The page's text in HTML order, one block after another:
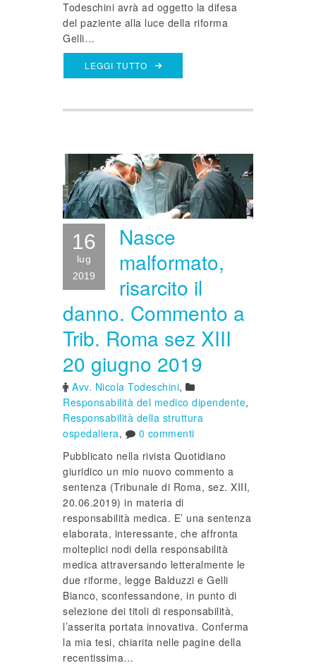
Todeschini avrà ad oggetto la difesa
del paziente alla luce della riforma
Gelli…
LEGGI TUTTO
16
lug
2019
Nasce
malformato,
risarcito il
danno. Commento a
Trib. Roma sez XIII
20 giugno 2019
Avv. Nicola Todeschini,
Responsabilità del medico dipendente,
Responsabilità della struttura
ospedaliera,
0 commenti
Pubblicato nella rivista Quotidiano
giuridico un mio nuovo commento a
sentenza (Tribunale di Roma, sez. XIII,
20.06.2019) in materia di
responsabilità medica. E’ una sentenza
elaborata, interessante, che affronta
molteplici nodi della responsabilità
medica attraversando letteralmente le
due riforme, legge Balduzzi e Gelli
Bianco, sconfessandone, in punto di
selezione dei titoli di responsabilità,
l’asserita portata innovativa. Conferma
la mia tesi, chiarita nelle pagine della
recentissima…